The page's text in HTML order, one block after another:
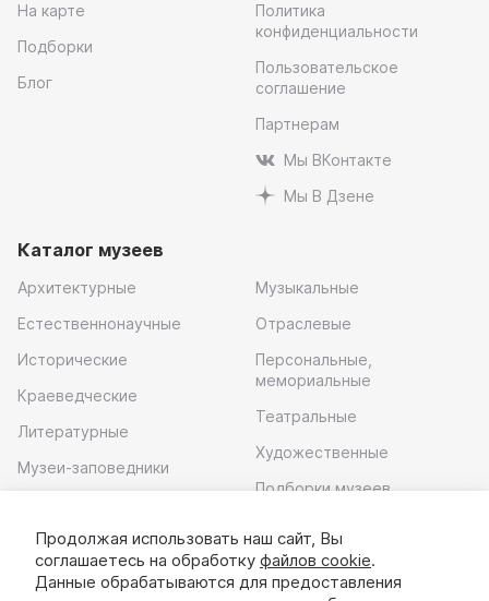
На карте
Подборки
Блог
Политика
конфиденциальности
Пользовательское
соглашение
Партнерам
Мы ВКонтакте
Мы В Дзене
Каталог музеев
Архитектурные
Естественнонаучные
Исторические
Краеведческие
Литературные
Музеи-заповедники
Музыкальные
Отраслевые
Персональные,
мемориальные
Театральные
Художественные
Подборки музеев
Скачать приложение
Продолжая использовать наш сайт, Вы
соглашаетесь на обработку файлов cookie.
Данные обрабатываются для предоставления